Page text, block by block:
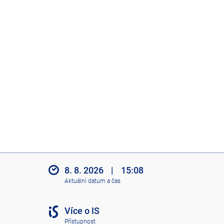
8. 8. 2026 | 15:08
Aktuální datum a čas
Více o IS
Přístupnost